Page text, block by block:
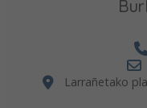
Larrañetako